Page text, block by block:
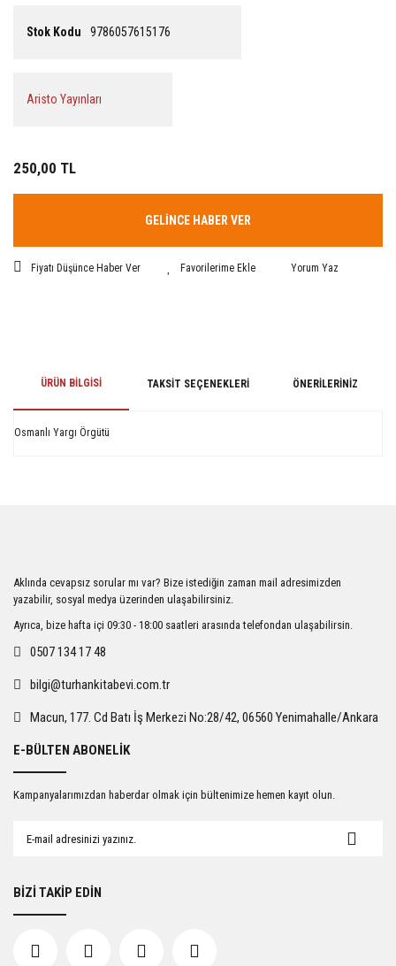
Stok Kodu 9786057615176
Aristo Yayınları
250,00 TL
GELİNCE HABER VER
Fiyatı Düşünce Haber Ver Yorum Yaz
ÜRÜN BILGISI TAKSIT SEÇENEKLERI ÖNERILERINIZ
Osmanlı Yargı Örgütü
Ürün açıklamasında eksik bilgiler bulunuyor.
Ürün bilgilerinde hatalar bulunuyor.
Ürün fiyatı diğer sitelerden daha pahalı.
Gönder
Aklında cevapsız sorular mı var? Bize istediğin zaman mail adresimizden
yazabilir, sosyal medya üzerinden ulaşabilirsiniz.
Ayrıca, bize hafta içi 09:30 - 18:00 saatleri arasında telefondan ulaşabilirsin.
0507 134 17 48
bilgi@turhankitabevi.com.tr
Macun, 177. Cd Batı İş Merkezi No:28/42, 06560 Yenimahalle/Ankara
E-BÜLTEN ABONELİK
Kampanyalarımızdan haberdar olmak için bültenimize hemen kayıt olun.
BİZİ TAKİP EDİN